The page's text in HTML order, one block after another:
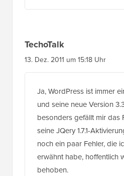
TechoTalk
13. Dez. 2011 um 15:18 Uhr
Ja, WordPress ist immer
und seine neue Version
besonders gefällt mir das
seine JQery 1.7.1-
noch ein paar Fehler, die
erwähnt habe, hoffentlich
behoben.